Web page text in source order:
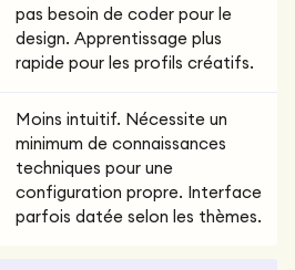
pas besoin de coder pour le
design. Apprentissage plus
rapide pour les profils créatifs.
Moins intuitif. Nécessite un
minimum de connaissances
techniques pour une
configuration propre. Interface
parfois datée selon les thèmes.